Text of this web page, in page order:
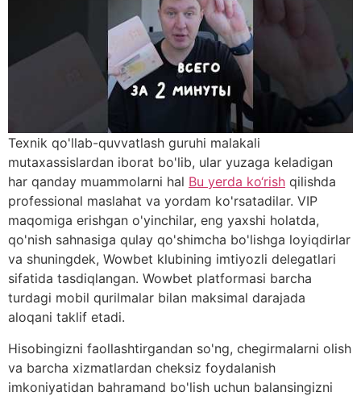
Texnik qo'llab-quvvatlash guruhi malakali
mutaxassislardan iborat bo'lib, ular yuzaga keladigan
har qanday muammolarni hal Bu yerda ko‘rish qilishda
professional maslahat va yordam ko'rsatadilar. VIP
maqomiga erishgan o'yinchilar, eng yaxshi holatda,
qo'nish sahnasiga qulay qo'shimcha bo'lishga loyiqdirlar
va shuningdek, Wowbet klubining imtiyozli delegatlari
sifatida tasdiqlangan. Wowbet platformasi barcha
turdagi mobil qurilmalar bilan maksimal darajada
aloqani taklif etadi.
Hisobingizni faollashtirgandan so'ng, chegirmalarni olish
va barcha xizmatlardan cheksiz foydalanish
imkoniyatidan bahramand bo'lish uchun balansingizni